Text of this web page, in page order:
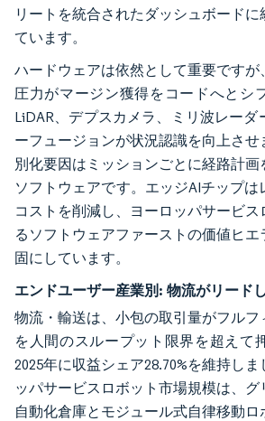
リートを統合されたダッシュボード
ています。
ハードウェアは依然として重要です
圧力がマージン獲得をコードへとシ
LiDAR、デプスカメラ、ミリ波レーダ
ーフュージョンが状況認識を向上さ
別化要因はミッションごとに経路計
ソフトウェアです。エッジAIチップ
コストを削減し、ヨーロッパサービ
るソフトウェアファーストの価値ヒ
固にしています。
エンドユーザー産業別: 物流がリード
物流・輸送は、小包の取引量がフルフ
を人間のスループット限界を超えて
2025年に収益シェア28.70%を維持し
ッパサービスロボット市場規模は、
自動化倉庫とモジュール式自律移動